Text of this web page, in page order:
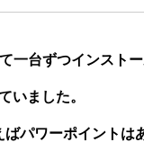
一台ずつインスト
いました。
パワーポイントは